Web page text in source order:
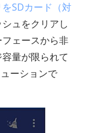
SDカード（対
ュをクリアし
ェースから非
量が限られて
ーションで